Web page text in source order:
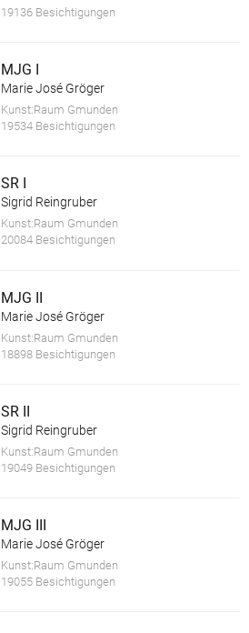
19136 Besichtigungen
MJG I
Marie José Gröger
Kunst:Raum Gmunden
19534 Besichtigungen
SR I
Sigrid Reingruber
Kunst:Raum Gmunden
20084 Besichtigungen
MJG II
Marie José Gröger
Kunst:Raum Gmunden
18898 Besichtigungen
SR II
Sigrid Reingruber
Kunst:Raum Gmunden
19049 Besichtigungen
MJG III
Marie José Gröger
Kunst:Raum Gmunden
19055 Besichtigungen